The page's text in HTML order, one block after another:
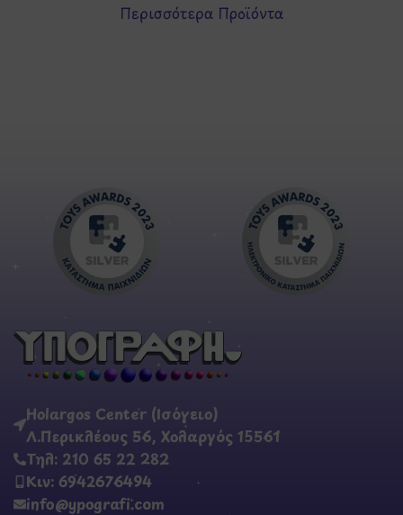
Περισσότερα Προϊόντα
Holargos Center (Ισόγειο)
Λ.Περικλέους 56, Χολαργός 15561
Τηλ: 210 65 22 282
Κιν: 6942676494
info@ypografi.com